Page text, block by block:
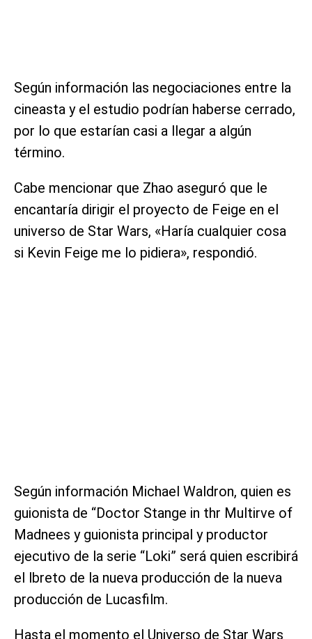
Según información las negociaciones entre la
cineasta y el estudio podrían haberse cerrado,
por lo que estarían casi a llegar a algún
término.
Cabe mencionar que Zhao aseguró que le
encantaría dirigir el proyecto de Feige en el
universo de Star Wars, «Haría cualquier cosa
si Kevin Feige me lo pidiera», respondió.
Según información Michael Waldron, quien es
guionista de “Doctor Stange in thr Multirve of
Madnees y guionista principal y productor
ejecutivo de la serie “Loki” será quien escribirá
el lbreto de la nueva producción de la nueva
producción de Lucasfilm.
Hasta el momento el Universo de Star Wars